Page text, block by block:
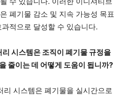
폐기물 감소 및 지속 가능성 목표
적으로 달성할 수 있습니다.
시스템은 조직이 폐기물 규정을
줄이는 데 어떻게 도움이 됩니까?
리 시스템은 폐기물을 실시간으로